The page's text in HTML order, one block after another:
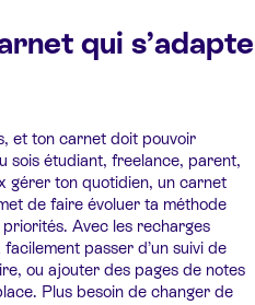
qui s’adapte
et ton carnet doit pouvoir
sois étudiant, freelance, parent,
gérer ton quotidien, un carnet
de faire évoluer ta méthode
Avec les recharges
passer d’un suivi de
ou ajouter des pages de notes
Plus besoin de changer de